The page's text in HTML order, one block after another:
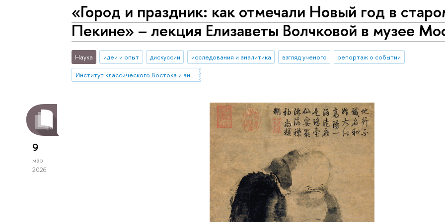
«Город и праздник: как отмечали Новый год в
Пекине» – лекция Елизаветы Волчковой в музее
Наука идеи и опыт дискуссии исследования и аналитика взгляд ученого
репортаж о событии
Институт классического Востока и античности
9
мар
2026